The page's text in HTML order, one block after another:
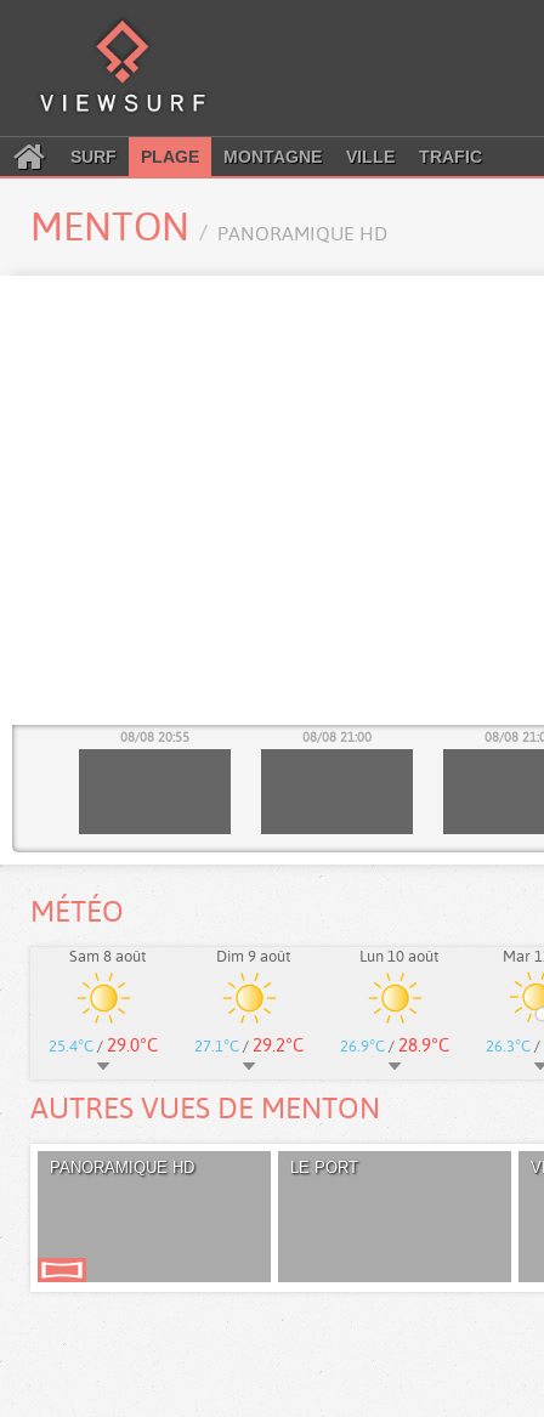
SURF PLAGE MONTAGNE VILLE TRAFIC
MENTON PANORAMIQUE HD
08/08 20:55 08/08 21:00 08/08
MÉTÉO
Sam 8 août
25.4°C / 29.0°C
Dim 9 août
27.1°C / 29.2°C
Lun 10 août
26.9°C / 28.9°C
Mar
26.3°C /
AUTRES VUES DE MENTON
PANORAMIQUE HD LE PORT